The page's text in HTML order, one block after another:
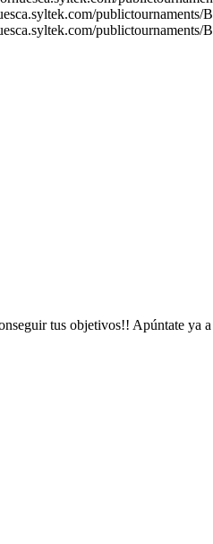
publictournaments/
publictournaments/
tus objetivos!! Apúntate ya